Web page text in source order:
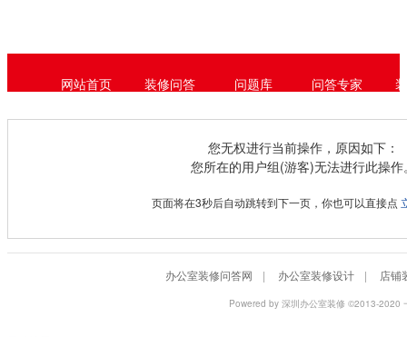
网站首页 装修问答 问题库 问答专家
您无权进行当前操作，原因如下：
您所在的用户组(游客)无法进行此操作
页面将在3秒后自动跳转到下一页，你也可以直接点
办公室装修问答网 | 办公室装修设计 | 店铺
Powered by 深圳办公室装修©2013-2020